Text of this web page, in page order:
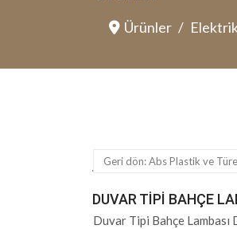
Ürünler
Geri dön: Abs Plastik ve
DUVAR TIPI BAHÇE
Duvar Tipi Bahçe